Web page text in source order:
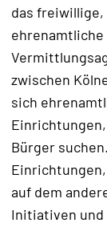
das
zwischen
sich
Bürger
auf dem
Initiativen und